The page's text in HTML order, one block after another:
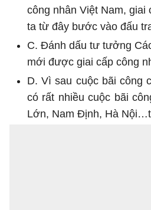
công nhân Việt Nam,
ta từ đây bước vào đấu
C. Đánh dấu tư tưởng
mới được giai cấp công
D. Vì sau cuộc bãi công
có rất nhiều cuộc bãi
Lớn, Nam Định, Hà